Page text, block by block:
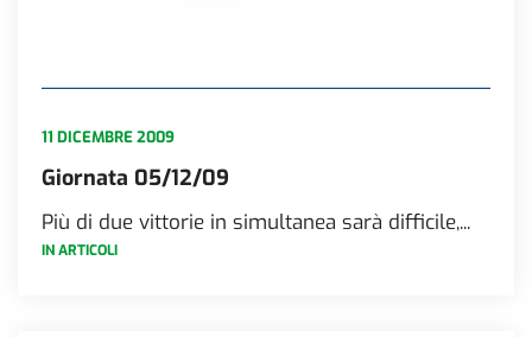
11 DICEMBRE 2009
Giornata 05/12/09
Più di due vittorie in simultanea sarà difficile,...
IN ARTICOLI